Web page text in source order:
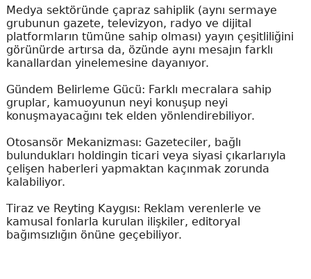
Medya sektöründe çapraz sahiplik (aynı sermaye
grubunun gazete, televizyon, radyo ve dijital
platformların tümüne sahip olması) yayın çeşitliliğini
görünürde artırsa da, özünde aynı mesajın farklı
kanallardan yinelemesine dayanıyor.
Gündem Belirleme Gücü: Farklı mecralara sahip
gruplar, kamuoyunun neyi konuşup neyi
konuşmayacağını tek elden yönlendirebiliyor.
Otosansör Mekanizması: Gazeteciler, bağlı
bulundukları holdingin ticari veya siyasi çıkarlarıyla
çelişen haberleri yapmaktan kaçınmak zorunda
kalabiliyor.
Tiraz ve Reyting Kaygısı: Reklam verenlerle ve
kamusal fonlarla kurulan ilişkiler, editoryal
bağımsızlığın önüne geçebiliyor.